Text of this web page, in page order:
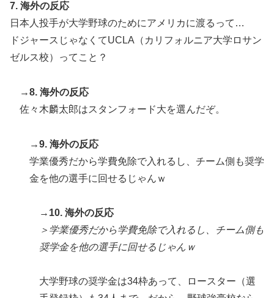
7. 海外の反応
日本人投手が大学野球のためにアメリカに渡るって…
ドジャースじゃなくてUCLA（カリフォルニア大学ロサン
ゼルス校）ってこと？
→8. 海外の反応
佐々木麟太郎はスタンフォード大を選んだぞ。
→9. 海外の反応
学業優秀だから学費免除で入れるし、チーム側も奨学
金を他の選手に回せるじゃんｗ
→10. 海外の反応
＞学業優秀だから学費免除で入れるし、チーム側も
奨学金を他の選手に回せるじゃんｗ
大学野球の奨学金は34枠あって、ロースター（選